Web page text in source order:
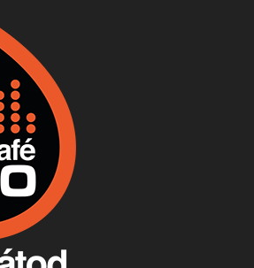
bab és homár
testünk meghálálja!